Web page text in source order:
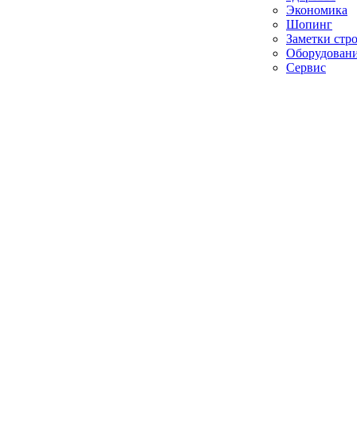
Экономика
Шопинг
Заметки
Сервис